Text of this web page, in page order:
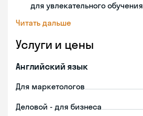
для увлекательного обучения
Читать дальше
Услуги и цены
Английский язык
Для маркетологов
Деловой - для бизнеса